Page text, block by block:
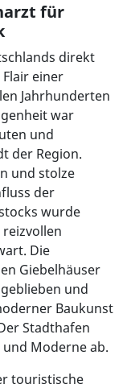
für
direkt
einer
Jahrhunderten
war
und
der Region.
und stolze
der
wurde
Die
Giebelhäuser
und
Baukunst
Stadthafen
Moderne ab.
touristische